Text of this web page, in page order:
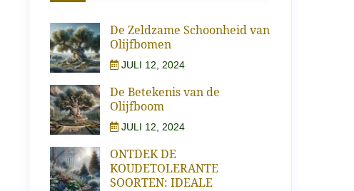
De Zeldzame Schoonheid van
Olijfbomen
JULI 12, 2024
De Betekenis van de
Olijfboom
JULI 12, 2024
ONTDEK DE
KOUDETOLERANTE
SOORTEN: IDEALE